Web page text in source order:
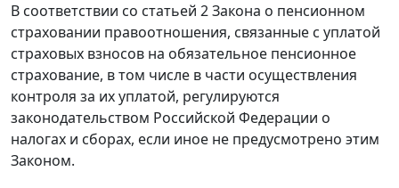
В соответствии со статьей 2Закона о пенсионном
страховании правоотношения, связанные с уплатой
страховых взносов на обязательное пенсионное
страхование, в том числе в части осуществления
контроля за их уплатой, регулируются
законодательством Российской Федерации о
налогах и сборах, если иное не предусмотрено этим
Законом.